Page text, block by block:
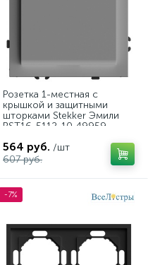
Розетка 1-местная с
крышкой и защитными
шторками Stekker Эмили
RST16-5112-10 49959
564 руб. /шт
607 руб.
-7%